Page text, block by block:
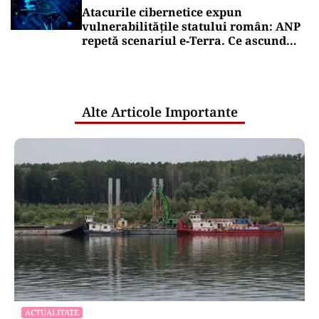
Atacurile cibernetice expun
vulnerabilitățile statului român: ANP
repetă scenariul e‑Terra. Ce ascund
Alte Articole Importante
ACTUALITATE